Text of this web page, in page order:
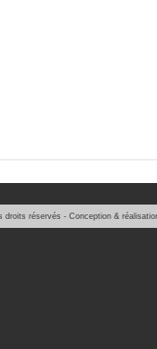
réservés - Conception &